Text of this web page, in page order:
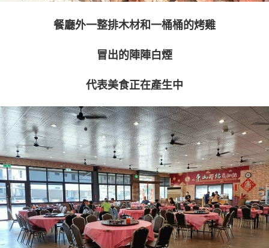
餐廳外一整排木材和一桶桶的烤雞
冒出的陣陣白煙
代表美食正在產生中